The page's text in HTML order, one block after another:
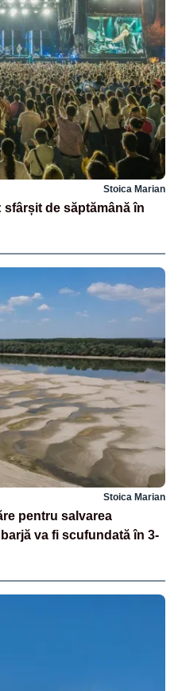
Stoica Marian
sfârșit de săptămână în
Stoica Marian
pentru salvarea
va fi scufundată în 3-